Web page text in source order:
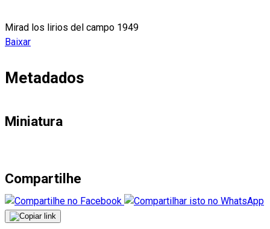
Mirad los lirios del campo 1949
Baixar
Metadados
Miniatura
Compartilhe